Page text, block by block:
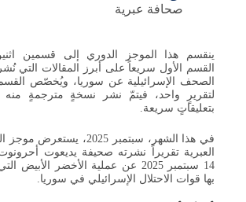
صحافة عبرية
ينقسم هذا الموجز الدوري إلى قسمين
القسم الأول سريعاً على أبرز المقالات التي
الصحف الإسرائيلية عن سوريا، ويُخصّص القسم
لتقريرٍ واحد، فيتمّ نشر نسخةٍ مترجمةٍ منه
بتعليقاتٍ سريعة.
في هذا الشهر، سبتمبر 2025،
العبرية تقريراً نشرته صحيفة يديعوت أحرونوت
14 سبتمبر 2025 عن عملية الأخضر الأبيض
بها قوات الاحتلال الإسرائيلي في سوريا.